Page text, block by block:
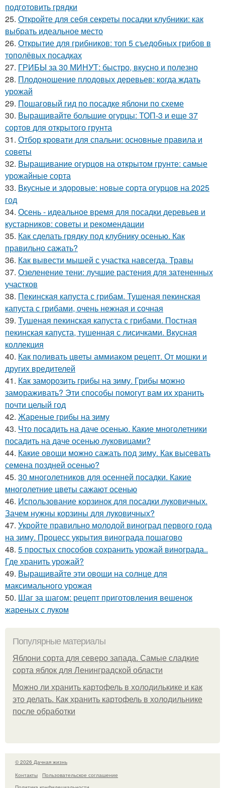
подготовить грядки
25. Откройте для себя секреты посадки клубники: как
выбрать идеальное место
26. Открытие для грибников: топ 5 съедобных грибов в
тополёвых посадках
27. ГРИБЫ за 30 МИНУТ: быстро, вкусно и полезно
28. Плодоношение плодовых деревьев: когда ждать
урожай
29. Пошаговый гид по посадке яблони по схеме
30. Выращивайте большие огурцы: ТОП-3 и еще 37
сортов для открытого грунта
31. Отбор кровати для спальни: основные правила и
советы
32. Выращивание огурцов на открытом грунте: самые
урожайные сорта
33. Вкусные и здоровые: новые сорта огурцов на 2025
год
34. Осень - идеальное время для посадки деревьев и
кустарников: советы и рекомендации
35. Как сделать грядку под клубнику осенью. Как
правильно сажать?
36. Как вывести мышей с участка навсегда. Травы
37. Озеленение тени: лучшие растения для затененных
участков
38. Пекинская капуста с грибам. Тушеная пекинская
капуста с грибами, очень нежная и сочная
39. Тушеная пекинская капуста с грибами. Постная
пекинская капуста, тушенная с лисичками. Вкусная
коллекция
40. Как поливать цветы аммиаком рецепт. От мошки и
других вредителей
41. Как заморозить грибы на зиму. Грибы можно
замораживать? Эти способы помогут вам их хранить
почти целый год
42. Жареные грибы на зиму
43. Что посадить на даче осенью. Какие многолетники
посадить на даче осенью луковицами?
44. Какие овощи можно сажать под зиму. Как высевать
семена поздней осенью?
45. 30 многолетников для осенней посадки. Какие
многолетние цветы сажают осенью
46. Использование корзинок для посадки луковичных.
Зачем нужны корзины для луковичных?
47. Укройте правильно молодой виноград первого года
на зиму. Процесс укрытия винограда пошагово
48. 5 простых способов сохранить урожай винограда..
Где хранить урожай?
49. Выращивайте эти овощи на солнце для
максимального урожая
50. Шаг за шагом: рецепт приготовления вешенок
жареных с луком
Популярные материалы
Яблони сорта для северо запада. Самые сладкие
сорта яблок для Ленинградской области
Можно ли хранить картофель в холодилькике и как
это делать. Как хранить картофель в холодильнике
после обработки
© 2026 Дачная жизнь
Контакты
Пользовательское соглашение